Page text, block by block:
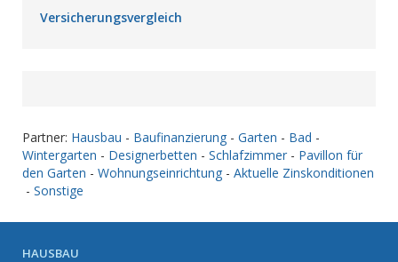
Versicherungsvergleich
Partner: Hausbau - Baufinanzierung - Garten - Bad -
Wintergarten - Designerbetten - Schlafzimmer - Pavillon für
den Garten - Wohnungseinrichtung - Aktuelle Zinskonditionen
- Sonstige
HAUSBAU